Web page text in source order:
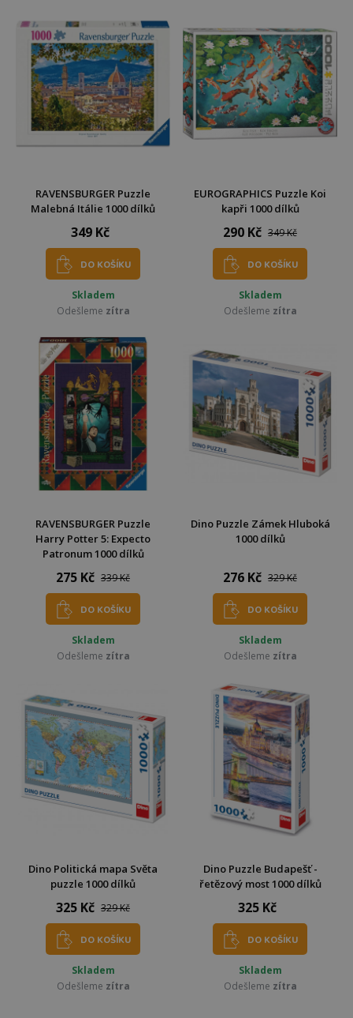
RAVENSBURGER Puzzle
Malebná Itálie 1000 dílků
349 Kč
DO KOŠÍKU
Skladem
Odešleme zítra
EUROGRAPHICS Puzzle Koi
kapři 1000 dílků
290 Kč 349 Kč
DO KOŠÍKU
Skladem
Odešleme zítra
RAVENSBURGER Puzzle
Harry Potter 5: Expecto
Patronum 1000 dílků
275 Kč 339 Kč
DO KOŠÍKU
Skladem
Odešleme zítra
Dino Puzzle Zámek Hluboká
1000 dílků
276 Kč 329 Kč
DO KOŠÍKU
Skladem
Odešleme zítra
Dino Politická mapa Světa
puzzle 1000 dílků
325 Kč 329 Kč
DO KOŠÍKU
Skladem
Odešleme zítra
Dino Puzzle Budapešť -
řetězový most 1000 dílků
325 Kč
DO KOŠÍKU
Skladem
Odešleme zítra